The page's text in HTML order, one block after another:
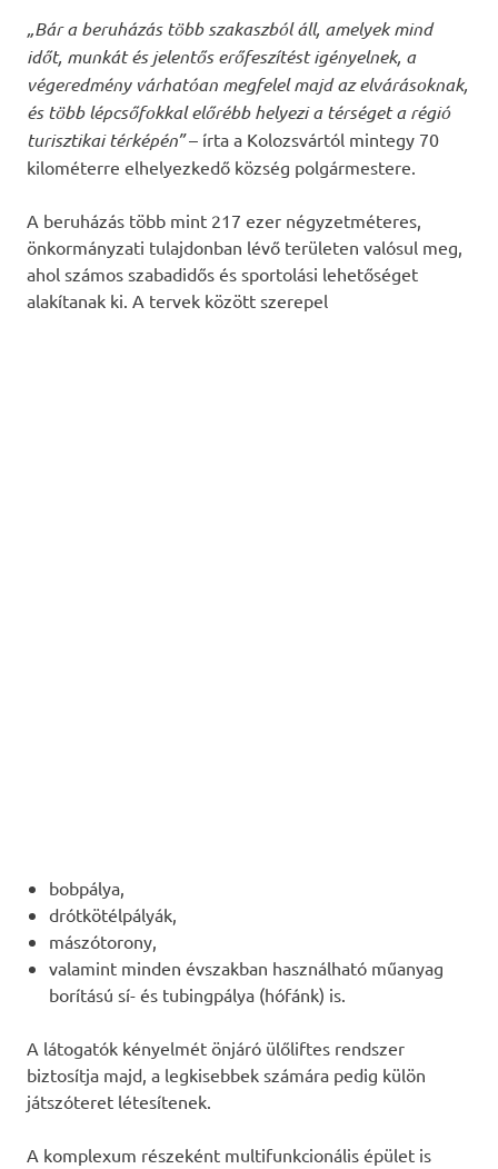
„Bár a beruházás több szakaszból áll, amelyek mind
időt, munkát és jelentős erőfeszítést igényelnek, a
végeredmény várhatóan megfelel majd az elvárásoknak,
és több lépcsőfokkal előrébb helyezi a térséget a régió
turisztikai térképén”– írta a Kolozsvártól mintegy 70
kilométerre elhelyezkedő község polgármestere.
A beruházás több mint 217 ezer négyzetméteres,
önkormányzati tulajdonban lévő területen valósul meg,
ahol számos szabadidős és sportolási lehetőséget
alakítanak ki. A tervek között szerepel
bobpálya,
drótkötélpályák,
mászótorony,
valamint minden évszakban használható műanyag
borítású sí- és tubingpálya (hófánk) is.
A látogatók kényelmét önjáró ülőliftes rendszer
biztosítja majd, a legkisebbek számára pedig külön
játszóteret létesítenek.
A komplexum részeként multifunkcionális épület is